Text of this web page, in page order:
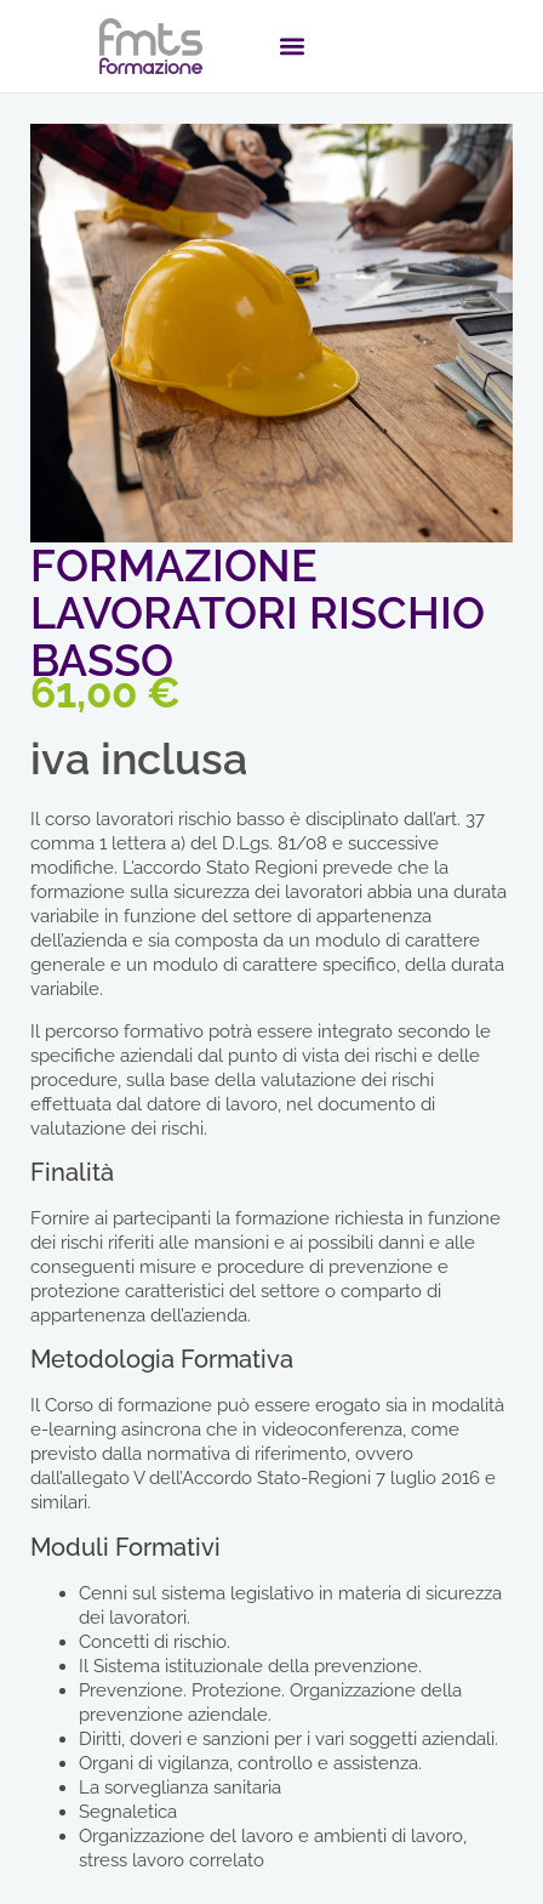
FORMAZIONE
LAVORATORI RISCHIO
BASSO
61,00 €
iva inclusa
Il corso lavoratori rischio basso è disciplinato dall’art. 37
comma 1 lettera a) del D.Lgs. 81/08 e successive
modifiche. L’accordo Stato Regioni prevede che la
formazione sulla sicurezza dei lavoratori abbia una durata
variabile in funzione del settore di appartenenza
dell’azienda e sia composta da un modulo di carattere
generale e un modulo di carattere specifico, della durata
variabile.
Il percorso formativo potrà essere integrato secondo le
specifiche aziendali dal punto di vista dei rischi e delle
procedure, sulla base della valutazione dei rischi
effettuata dal datore di lavoro, nel documento di
valutazione dei rischi.
Finalità
Fornire ai partecipanti la formazione richiesta in funzione
dei rischi riferiti alle mansioni e ai possibili danni e alle
conseguenti misure e procedure di prevenzione e
protezione caratteristici del settore o comparto di
appartenenza dell’azienda.
Metodologia Formativa
Il Corso di formazione può essere erogato sia in modalità
e-learning asincrona che in videoconferenza, come
previsto dalla normativa di riferimento, ovvero
dall’allegato V dell’Accordo Stato-Regioni 7 luglio 2016 e
similari.
Moduli Formativi
Cenni sul sistema legislativo in materia di sicurezza
dei lavoratori.
Concetti di rischio.
Il Sistema istituzionale della prevenzione.
Prevenzione. Protezione. Organizzazione della
prevenzione aziendale.
Diritti, doveri e sanzioni per i vari soggetti aziendali.
Organi di vigilanza, controllo e assistenza.
La sorveglianza sanitaria
Segnaletica
Organizzazione del lavoro e ambienti di lavoro,
stress lavoro correlato